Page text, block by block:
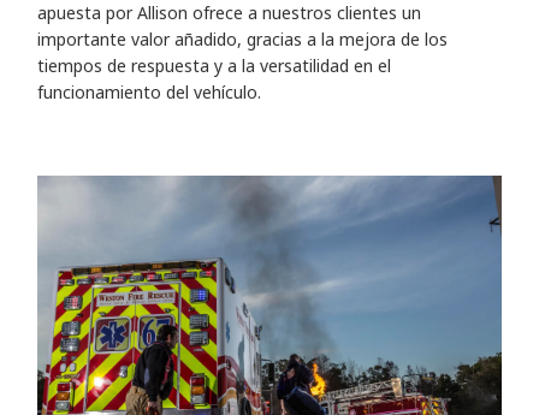
apuesta por Allison ofrece a nuestros clientes un
importante valor añadido, gracias a la mejora de los
tiempos de respuesta y a la versatilidad en el
funcionamiento del vehículo.